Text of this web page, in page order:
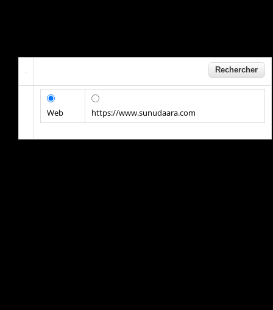
Web https://www.sunudaara.com